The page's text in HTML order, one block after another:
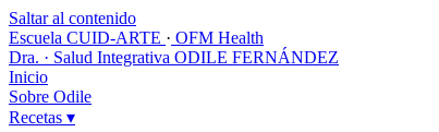
Saltar al contenido
Escuela CUID-ARTE · OFM Health
Dra. · Salud Integrativa ODILE FERNÁNDEZ
Inicio
Sobre Odile
Recetas ▾